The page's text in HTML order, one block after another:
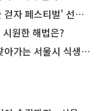
티벌' 선착순 5천명
원한 해법은?
울시 식생활 교육' 현장